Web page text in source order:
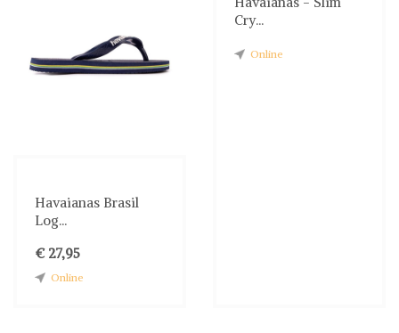
Havaianas Brasil
Log...
€ 27,95
Online
Cry...
Online